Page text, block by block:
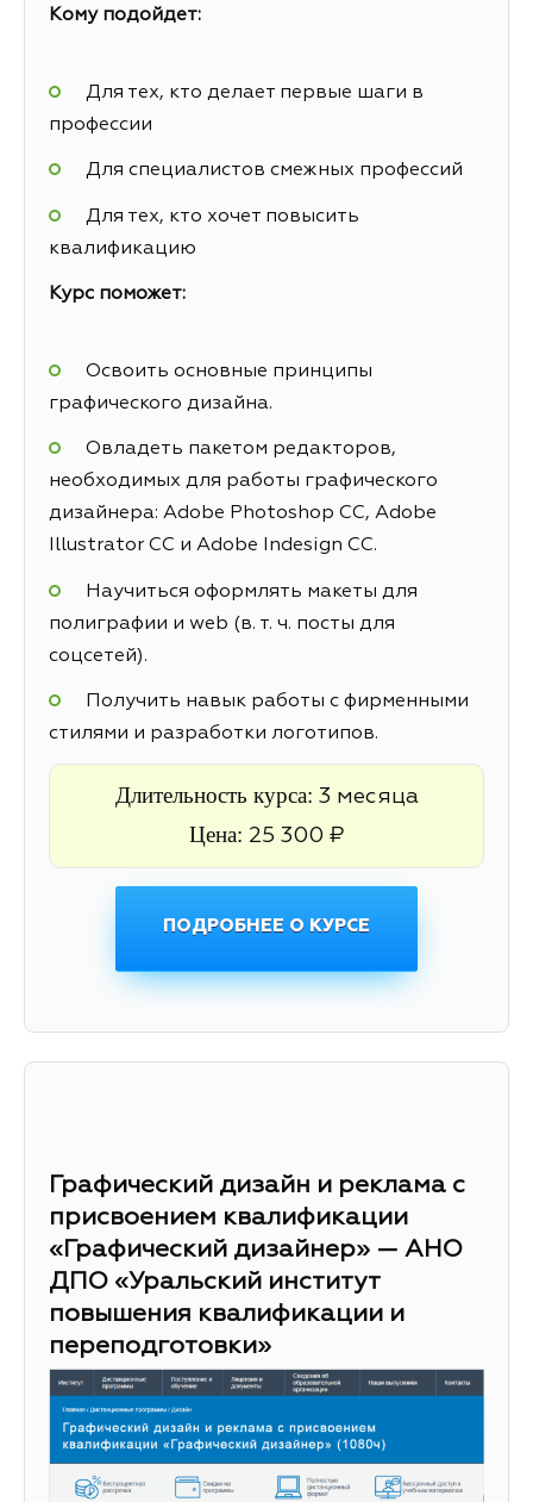
Кому подойдет:
Для тех, кто делает первые шаги в
профессии
Для специалистов смежных профессий
Для тех, кто хочет повысить
квалификацию
Курс поможет:
Освоить основные принципы
графического дизайна.
Овладеть пакетом редакторов,
необходимых для работы графического
дизайнера: Adobe Photoshop CC, Adobe
Illustrator CC и Adobe Indesign CC.
Научиться оформлять макеты для
полиграфии и web (в. т. ч. посты для
соцсетей).
Получить навык работы с фирменными
стилями и разработки логотипов.
Длительность курса: 3 месяца
Цена: 25 300 ₽
ПОДРОБНЕЕ О КУРСЕ
Графический дизайн и реклама с
присвоением квалификации
«Графический дизайнер» — АНО
ДПО «Уральский институт
повышения квалификации и
переподготовки»